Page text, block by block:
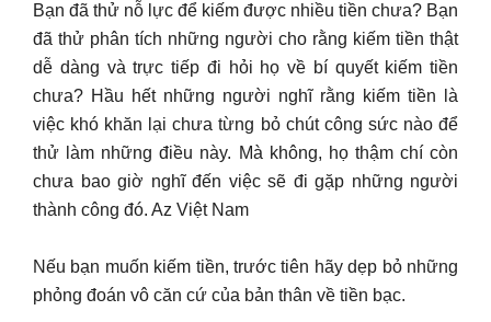
Bạn đã thử nỗ lực để kiếm được nhiều tiền chưa? Bạn
đã thử phân tích những người cho rằng kiếm tiền thật
dễ dàng và trực tiếp đi hỏi họ về bí quyết kiếm tiền
chưa? Hầu hết những người nghĩ rằng kiếm tiền là
việc khó khăn lại chưa từng bỏ chút công sức nào để
thử làm những điều này. Mà không, họ thậm chí còn
chưa bao giờ nghĩ đến việc sẽ đi gặp những người
thành công đó. Az Việt Nam
Nếu bạn muốn kiếm tiền, trước tiên hãy dẹp bỏ những
phỏng đoán vô căn cứ của bản thân về tiền bạc.